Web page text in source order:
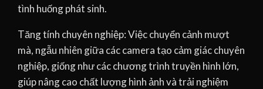
tình huống phát sinh.
Tăng tính chuyên nghiệp: Việc chuyển cảnh mượt
mà, ngẫu nhiên giữa các camera tạo cảm giác chuyên
nghiệp, giống như các chương trình truyền hình lớn,
giúp nâng cao chất lượng hình ảnh và trải nghiệm